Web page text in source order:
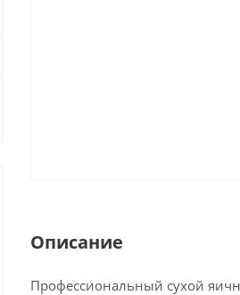
Описание
Профессиональный сухой